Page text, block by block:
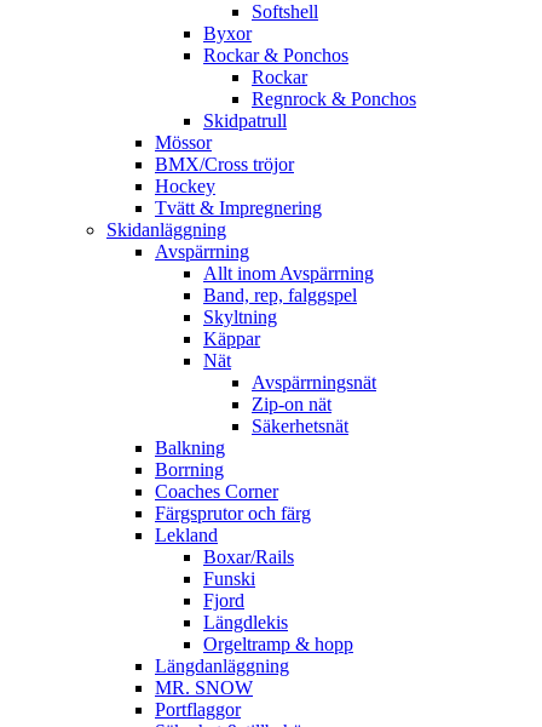
Softshell
Byxor
Rockar & Ponchos
Rockar
Regnrock & Ponchos
Skidpatrull
Mössor
BMX/Cross tröjor
Hockey
Tvätt & Impregnering
Skidanläggning
Avspärrning
Allt inom Avspärrning
Band, rep, falggspel
Skyltning
Käppar
Nät
Avspärrningsnät
Zip-on nät
Säkerhetsnät
Balkning
Borrning
Coaches Corner
Färgsprutor och färg
Lekland
Boxar/Rails
Funski
Fjord
Längdlekis
Orgeltramp & hopp
Längdanläggning
MR. SNOW
Portflaggor